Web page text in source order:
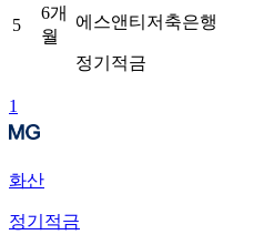
5
6개
월
에스앤티저축은행
정기적금
1
화산
정기적금